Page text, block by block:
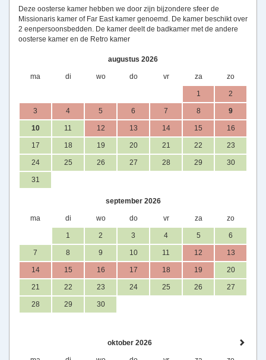
Deze oosterse kamer hebben we door zijn bijzondere sfeer de
Missionaris kamer of Far East kamer genoemd. De kamer beschikt over
2 eenpersoonsbedden. De kamer deelt de badkamer met de andere
oosterse kamer en de Retro kamer
augustus 2026
ma di wo do vr za zo
1 2
3 4 5 6 7 8 9
10 11 12 13 14 15 16
17 18 19 20 21 22 23
24 25 26 27 28 29 30
31
september 2026
ma di wo do vr za zo
1 2 3 4 5 6
7 8 9 10 11 12 13
14 15 16 17 18 19 20
21 22 23 24 25 26 27
28 29 30
oktober 2026